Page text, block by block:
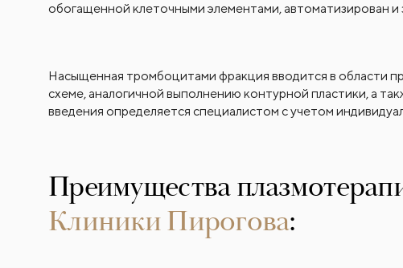
обогащенной клеточными элементами, автоматизирован и
Насыщенная тромбоцитами фракция вводится в области
схеме, аналогичной выполнению контурной пластики, а
введения определяется специалистом с учетом
Преимущества
Клиники Пирогова: